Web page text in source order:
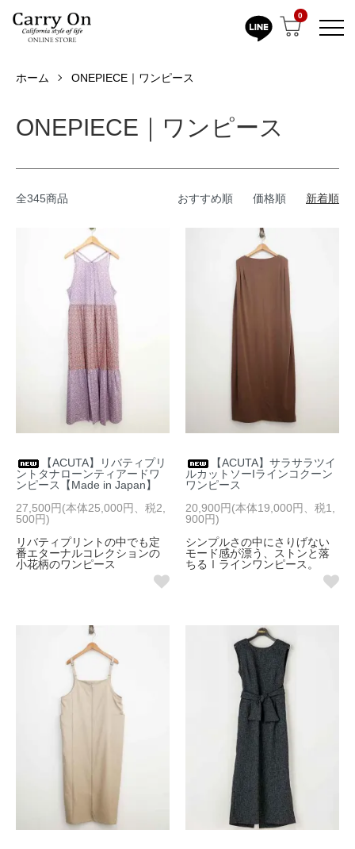
0
ホーム ONEPIECE｜ワンピース
ONEPIECE｜ワンピース
全345商品 おすすめ順 価格順 新着順
【ACUTA】リバティプリ
ントタナローンティアードワ
ンピース【Made in Japan】
27,500円(本体25,000円、税2,
500円)
リバティプリントの中でも定
番エターナルコレクションの
小花柄のワンピース
【ACUTA】サラサラツイ
ルカットソーIラインコクーン
ワンピース
20,900円(本体19,000円、税1,
900円)
シンプルさの中にさりげない
モード感が漂う、ストンと落
ちるⅠラインワンピース。